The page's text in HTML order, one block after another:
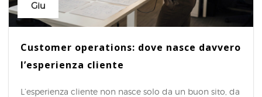
Giu
Customer operations: dove nasce davvero
l’esperienza cliente
L’esperienza cliente non nasce solo da un buon sito, da